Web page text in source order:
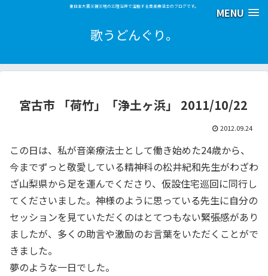
MENU
東日本大震災被災地の三陸沿岸で活動する音楽療法士のブログです。
歌うどんぐり。
宮古市 「荷竹」「浄土ヶ浜」 2011/10/22
2012.09.24
この日は、私が音楽療法士として働き始めた24歳から、
今までずっと敬愛している精神科の松井紀和先生がわざわ
ざ山梨県から足を運んでくださり、仮設住宅巡回に同行し
てくださいました。神様のように思っている先生に自分の
セッションを見ていただくのはとてつもない緊張感があり
ましたが、多くの助言や激励のお言葉をいただくことがで
きました。
夢のような一日でした。